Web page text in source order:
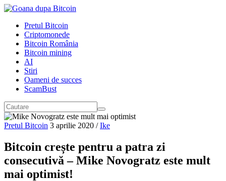
Pretul Bitcoin
Criptomonede
Bitcoin România
Bitcoin mining
AI
Stiri
Oameni de succes
ScamBust
Pretul Bitcoin 3 aprilie 2020 / Ike
Bitcoin crește pentru a patra zi
consecutivă – Mike Novogratz este mult
mai optimist!